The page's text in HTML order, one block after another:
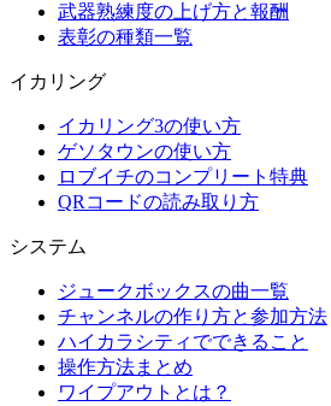
武器熟練度の上げ方と報酬
表彰の種類一覧
イカリング
イカリング3の使い方
ゲソタウンの使い方
ロブイチのコンプリート特典
QRコードの読み取り方
システム
ジュークボックスの曲一覧
チャンネルの作り方と参加方法
ハイカラシティでできること
操作方法まとめ
ワイプアウトとは？